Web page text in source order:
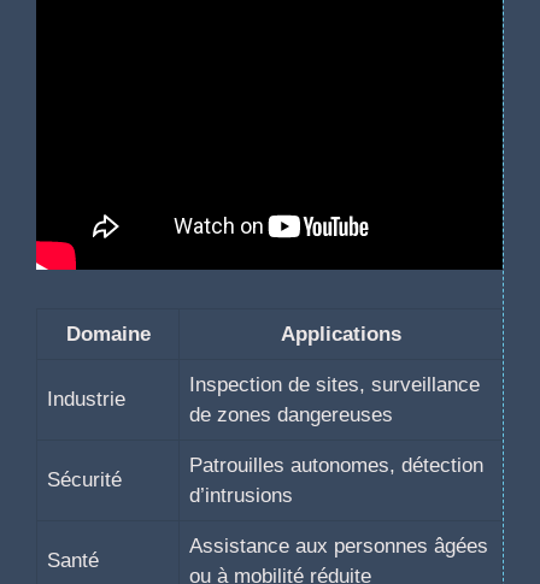
Domaine Applications
Industrie
Inspection de sites, surveillance
de zones dangereuses
Sécurité
Patrouilles autonomes, détection
d’intrusions
Santé
Assistance aux personnes âgées
ou à mobilité réduite